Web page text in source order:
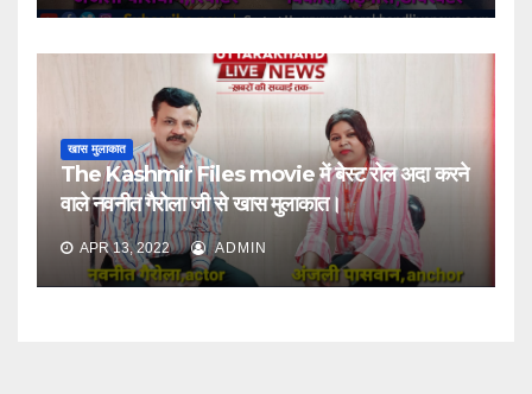
खास मुलाकात
The Kashmir Files movie में बेस्ट रोल अदा करने
वाले नवनीत गैरोला जी से खास मुलाकात।
APR 13, 2022 ADMIN